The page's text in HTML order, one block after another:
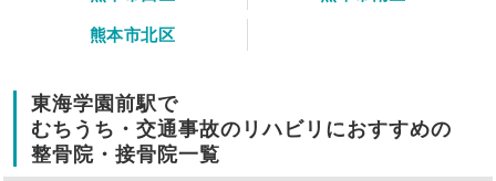
熊本市北区
東海学園前駅で
むちうち・交通事故のリハビリにおすすめの
整骨院・接骨院一覧